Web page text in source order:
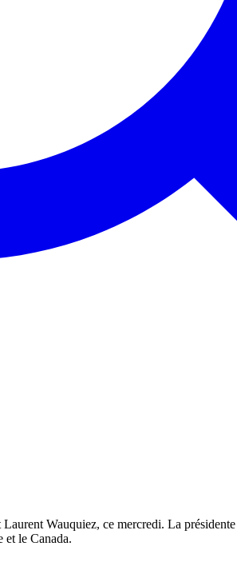
Wauquiez, ce mercredi. La
et le Canada.